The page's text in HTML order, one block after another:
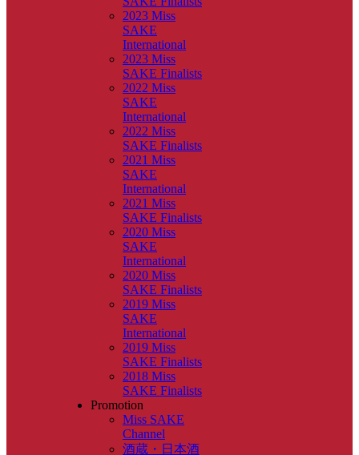
2023 Miss
SAKE
International
2023 Miss
SAKE Finalists
2022 Miss
SAKE
International
2022 Miss
SAKE Finalists
2021 Miss
SAKE
International
2021 Miss
SAKE Finalists
2020 Miss
SAKE
International
2020 Miss
SAKE Finalists
2019 Miss
SAKE
International
2019 Miss
SAKE Finalists
2018 Miss
SAKE Finalists
Promotion
Miss SAKE
Channel
酒蔵・日本酒